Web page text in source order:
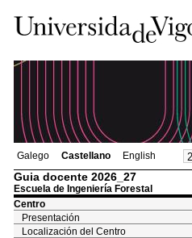
Galego Castellano English
Guia docente 2026_27
Escuela de Ingeniería Forestal
Centro
Presentación
Localización del Centro